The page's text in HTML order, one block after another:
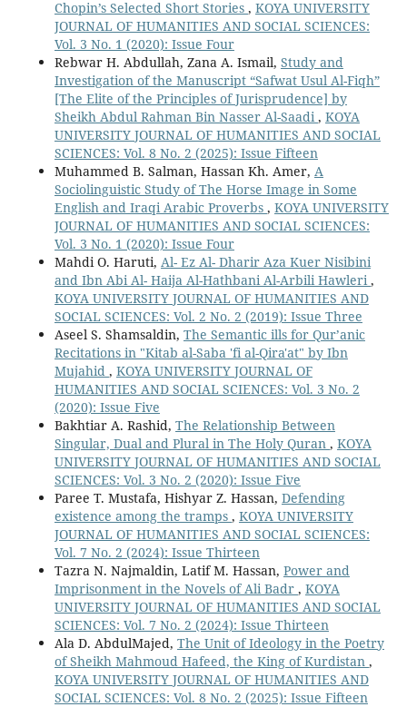
Chopin’s Selected Short Stories , KOYA UNIVERSITY
JOURNAL OF HUMANITIES AND SOCIAL SCIENCES:
Vol. 3 No. 1 (2020): Issue Four
Rebwar H. Abdullah, Zana A. Ismail, Study and
Investigation of the Manuscript “Safwat Usul Al-Fiqh”
[The Elite of the Principles of Jurisprudence] by
Sheikh Abdul Rahman Bin Nasser Al-Saadi , KOYA
UNIVERSITY JOURNAL OF HUMANITIES AND SOCIAL
SCIENCES: Vol. 8 No. 2 (2025): Issue Fifteen
Muhammed B. Salman, Hassan Kh. Amer, A
Sociolinguistic Study of The Horse Image in Some
English and Iraqi Arabic Proverbs , KOYA UNIVERSITY
JOURNAL OF HUMANITIES AND SOCIAL SCIENCES:
Vol. 3 No. 1 (2020): Issue Four
Mahdi O. Haruti, Al- Ez Al- Dharir Aza Kuer Nisibini
and Ibn Abi Al- Haija Al-Hathbani Al-Arbili Hawleri ,
KOYA UNIVERSITY JOURNAL OF HUMANITIES AND
SOCIAL SCIENCES: Vol. 2 No. 2 (2019): Issue Three
Aseel S. Shamsaldin, The Semantic ills for Qur’anic
Recitations in "Kitab al-Saba 'fi al-Qira'at" by Ibn
Mujahid , KOYA UNIVERSITY JOURNAL OF
HUMANITIES AND SOCIAL SCIENCES: Vol. 3 No. 2
(2020): Issue Five
Bakhtiar A. Rashid, The Relationship Between
Singular, Dual and Plural in The Holy Quran , KOYA
UNIVERSITY JOURNAL OF HUMANITIES AND SOCIAL
SCIENCES: Vol. 3 No. 2 (2020): Issue Five
Paree T. Mustafa, Hishyar Z. Hassan, Defending
existence among the tramps , KOYA UNIVERSITY
JOURNAL OF HUMANITIES AND SOCIAL SCIENCES:
Vol. 7 No. 2 (2024): Issue Thirteen
Tazra N. Najmaldin, Latif M. Hassan, Power and
Imprisonment in the Novels of Ali Badr , KOYA
UNIVERSITY JOURNAL OF HUMANITIES AND SOCIAL
SCIENCES: Vol. 7 No. 2 (2024): Issue Thirteen
Ala D. AbdulMajed, The Unit of Ideology in the Poetry
of Sheikh Mahmoud Hafeed, the King of Kurdistan ,
KOYA UNIVERSITY JOURNAL OF HUMANITIES AND
SOCIAL SCIENCES: Vol. 8 No. 2 (2025): Issue Fifteen